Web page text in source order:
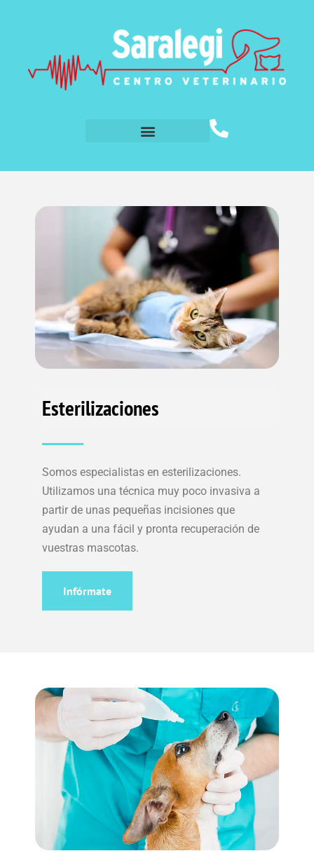
Esterilizaciones
Somos especialistas en esterilizaciones.
Utilizamos una técnica muy poco invasiva a
partir de unas pequeñas incisiones que
ayudan a una fácil y pronta recuperación de
vuestras mascotas.
Infórmate